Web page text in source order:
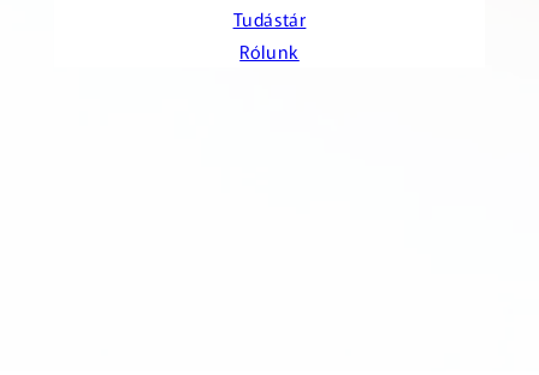
Tudástár
Rólunk